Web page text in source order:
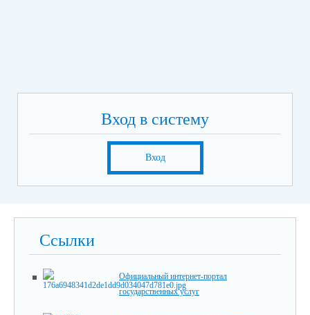
Вход в систему
Вход
Ссылки
Официальный интернет-портал
государственных услуг